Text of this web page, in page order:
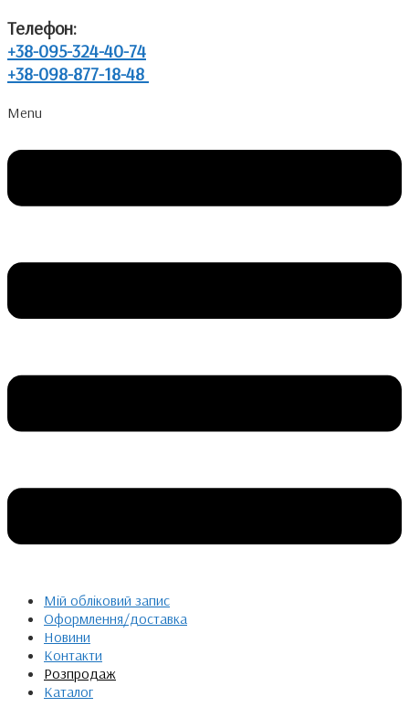
Телефон:
+38-095-324-40-74
+38-098-877-18-48
Menu
Мій обліковий запис
Оформлення/доставка
Новини
Контакти
Розпродаж
Каталог